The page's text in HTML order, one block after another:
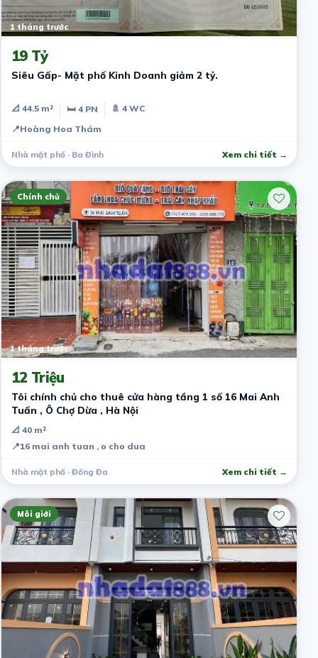
1 tháng trước
19 Tỷ
Siêu Gấp- Mặt phố Kinh Doanh giảm 2 tỷ.
📐 44.5 m² 🛏 4 PN
🚿 4 WC
📍Hoàng Hoa Thám
Nhà mặt phố · Ba Đình Xem chi tiết →
Chính chủ
1 tháng trước
12 Triệu
Tôi chính chủ cho thuê cửa hàng tầng 1 số 16 Mai Anh
Tuấn , Ô Chợ Dừa , Hà Nội
📐 40 m²
📍16 mai anh tuan , o cho dua
Nhà mặt phố · Đống Đa Xem chi tiết →
Môi giới